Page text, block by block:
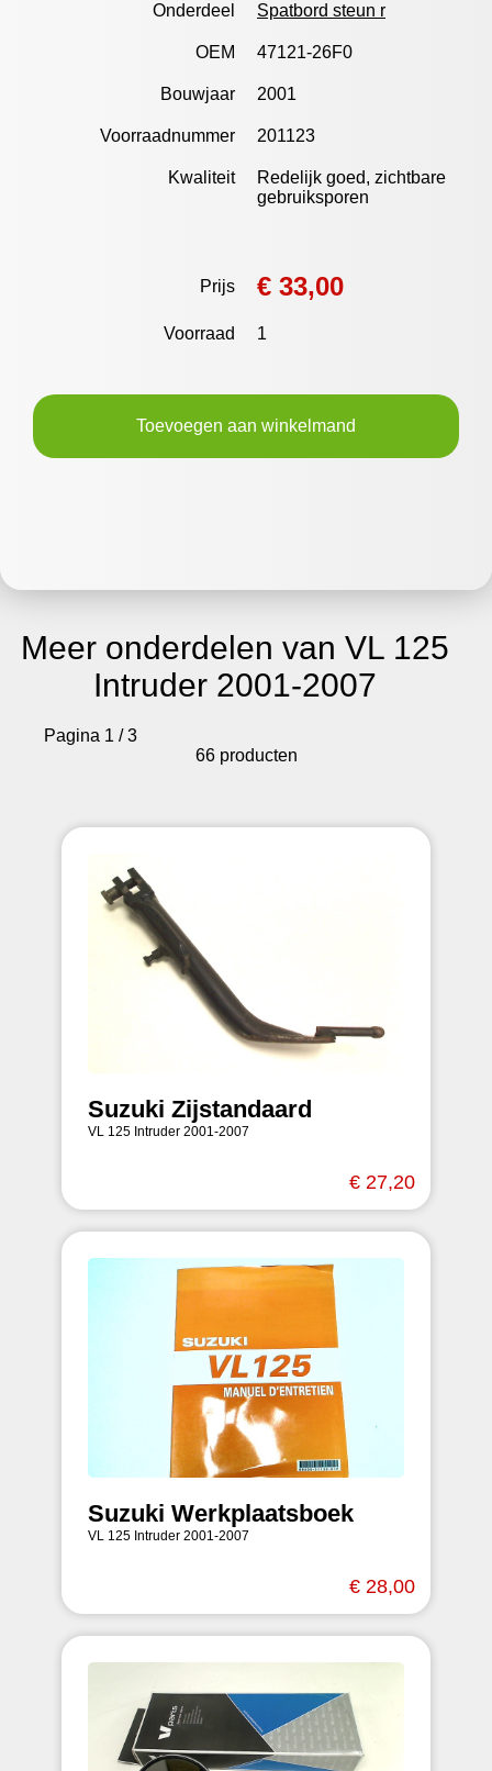
Onderdeel Spatbord steun r
OEM 47121-26F0
Bouwjaar 2001
Voorraadnummer 201123
Kwaliteit
Redelijk goed, zichtbare
gebruiksporen
Prijs € 33,00
Voorraad 1
Toevoegen aan winkelmand
Meer onderdelen van VL 125
Intruder 2001-2007
Pagina 1 / 3
66 producten
Suzuki Zijstandaard
VL 125 Intruder 2001-2007
€ 27,20
Suzuki Werkplaatsboek
VL 125 Intruder 2001-2007
€ 28,00